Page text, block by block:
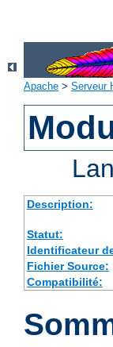
Apache > Serveur
Description:
Statut:
Identificateur
Fichier Source:
Compatibilité: